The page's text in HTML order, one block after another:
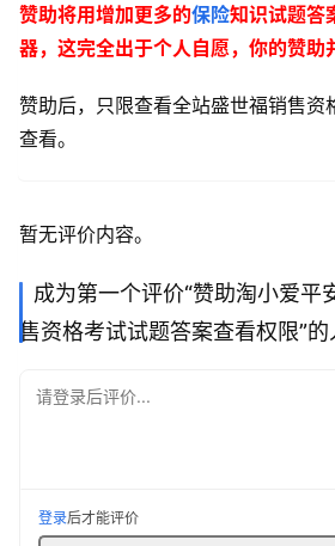
电
赞助将用增加更多的保险知识试题答
器，这完全出于个人自愿，你的赞助
赞助后，只限查看全站盛世福销售资
查看。
暂无评价内容。
成为第一个评价“赞助淘小爱平
售资格考试试题答案查看权限”的
请登录后评价...
登录后才能评价